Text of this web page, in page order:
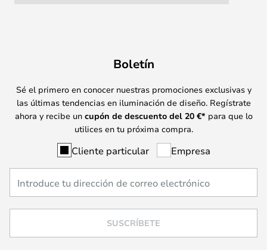
Boletín
Sé el primero en conocer nuestras promociones exclusivas y
las últimas tendencias en iluminación de diseño. Regístrate
ahora y recibe un cupón de descuento del 20 €* para que lo
utilices en tu próxima compra.
Cliente particular Empresa
SUSCRÍBETE